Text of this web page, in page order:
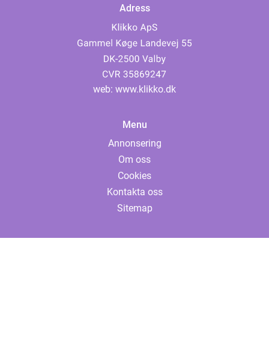
Adress
web: www.klikko.dk
Menu
Annonsering
Om oss
Cookies
Kontakta oss
Sitemap